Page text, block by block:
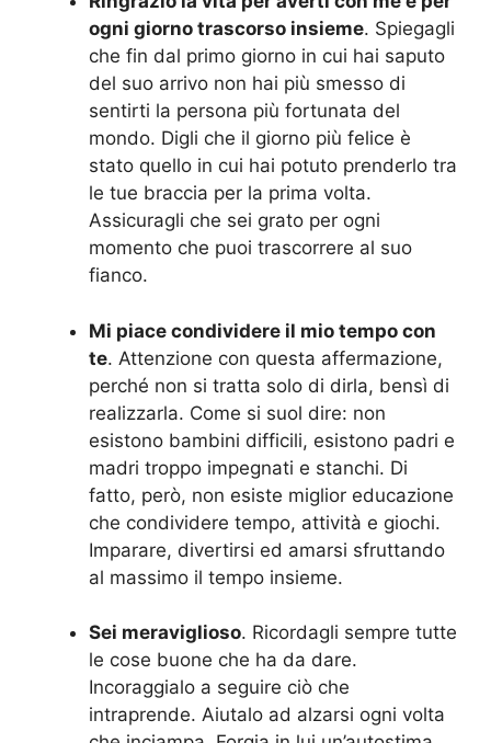
ogni giorno trascorso insieme. Spiegagli
che fin dal primo giorno in cui hai saputo
del suo arrivo non hai più smesso di
sentirti la persona più fortunata del
mondo. Digli che il giorno più felice è
stato quello in cui hai potuto prenderlo tra
le tue braccia per la prima volta.
Assicuragli che sei grato per ogni
momento che puoi trascorrere al suo
fianco.
Mi piace condividere il mio tempo con
te. Attenzione con questa affermazione,
perché non si tratta solo di dirla, bensì di
realizzarla. Come si suol dire: non
esistono bambini difficili, esistono padri e
madri troppo impegnati e stanchi. Di
fatto, però, non esiste miglior educazione
che condividere tempo, attività e giochi.
Imparare, divertirsi ed amarsi sfruttando
al massimo il tempo insieme.
Sei meraviglioso. Ricordagli sempre tutte
le cose buone che ha da dare.
Incoraggialo a seguire ciò che
intraprende. Aiutalo ad alzarsi ogni volta